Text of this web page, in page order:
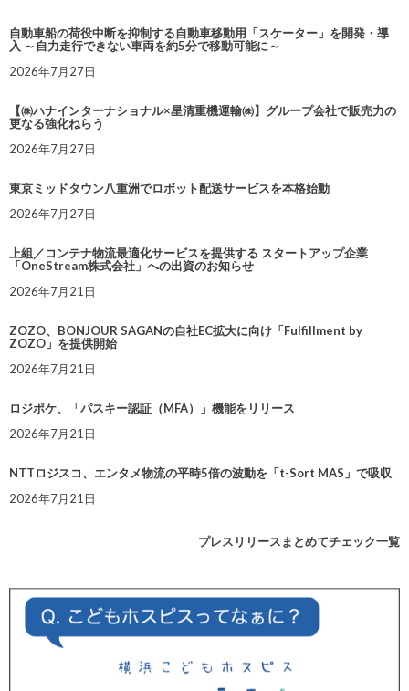
自動車船の荷役中断を抑制する自動車移動用「スケーター」を開発・導
入 ～自力走行できない車両を約5分で移動可能に～
2026年7月27日
【㈱ハナインターナショナル×星清重機運輸㈱】グループ会社で販売力の
更なる強化ねらう
2026年7月27日
東京ミッドタウン八重洲でロボット配送サービスを本格始動
2026年7月27日
上組／コンテナ物流最適化サービスを提供する スタートアップ企業
「OneStream株式会社」への出資のお知らせ
2026年7月21日
ZOZO、BONJOUR SAGANの自社EC拡大に向け「Fulfillment by
ZOZO」を提供開始
2026年7月21日
ロジポケ、「パスキー認証（MFA）」機能をリリース
2026年7月21日
NTTロジスコ、エンタメ物流の平時5倍の波動を「t-Sort MAS」で吸収
2026年7月21日
プレスリリースまとめてチェック一覧